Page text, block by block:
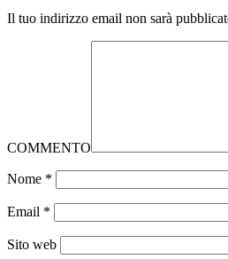
Il tuo indirizzo email non sarà
COMMENTO
Nome *
Email *
Sito web